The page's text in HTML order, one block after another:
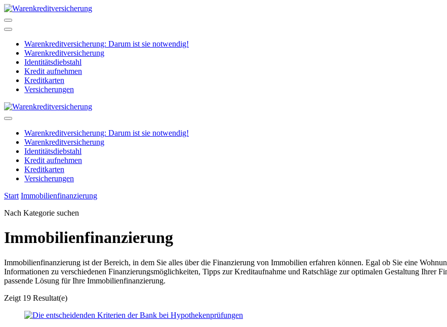
Zum
Inhalt
springen
Warenkreditversicherung: Darum ist sie notwendig!
Warenkreditversicherung
Identitätsdiebstahl
Kredit aufnehmen
Kreditkarten
Versicherungen
Warenkreditversicherung: Darum ist sie notwendig!
Warenkreditversicherung
Identitätsdiebstahl
Kredit aufnehmen
Kreditkarten
Versicherungen
Start Immobilienfinanzierung
Nach Kategorie suchen
Immobilienfinanzierung
Immobilienfinanzierung ist der Bereich, in dem Sie alles über die Finanzierung von Immobilien erfahren können. Egal ob Sie eine
Informationen zu verschiedenen Finanzierungsmöglichkeiten, Tipps zur Kreditaufnahme und Ratschläge zur optimalen Gestaltung Ihrer
passende Lösung für Ihre Immobilienfinanzierung.
Zeigt 19 Resultat(e)